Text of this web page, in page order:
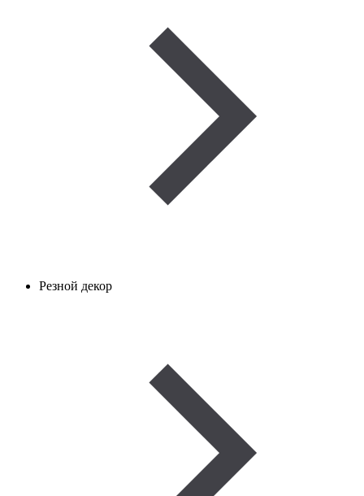
Резной декор